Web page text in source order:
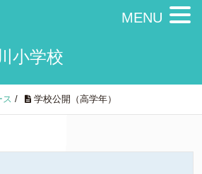
小学校
ス / 学校公開（高学年）
MENU